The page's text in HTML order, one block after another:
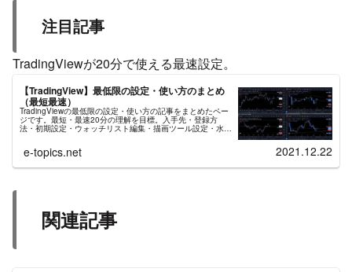
注目記事
TradingViewが20分で使える最速設定。
【TradingView】最低限の設定・使い方のまとめ
（最短最速）
TradingViewの最低限の設定・使い方の記事をまとめたペー
ジです。最短・最速20分の理解を目標。入手先・登録方
法・初期設定・ウォッチリスト編集・描画ツール設定・水平
線/トレンドライン/平行チャネル/日付と価格範囲/インジケ
e-topics.net 2021.12.22
関連記事